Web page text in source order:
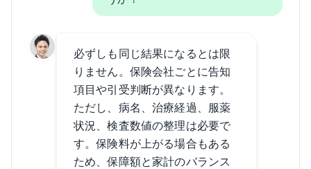
必ずしも同じ結果になるとは限
りません。保険会社ごとに告知
項目や引受判断が異なります。
ただし、病名、治療経過、服薬
状況、検査数値の整理は必要で
す。保険料が上がる場合もある
ため、保障額と家計のバランス